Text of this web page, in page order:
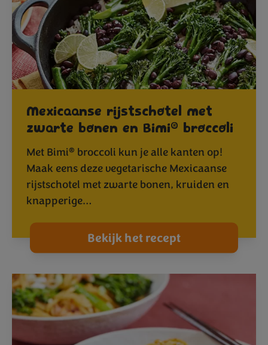
Mexicaanse rijstschotel met
zwarte bonen en Bimi® broccoli
Met Bimi® broccoli kun je alle kanten op!
Maak eens deze vegetarische Mexicaanse
rijstschotel met zwarte bonen, kruiden en
knapperige…
Bekijk het recept